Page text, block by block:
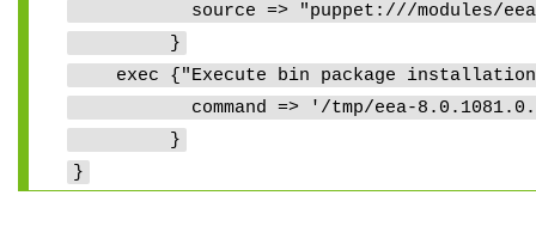
source => "puppet:///modules/eea/
}
exec {"Execute bin package
command => '/tmp/eea-
}
}